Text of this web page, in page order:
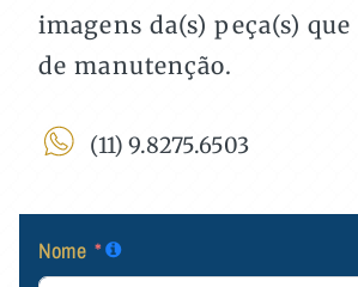
imagens da(s) peça(s)
de manutenção.
(11) 9.8275.6503
Nome